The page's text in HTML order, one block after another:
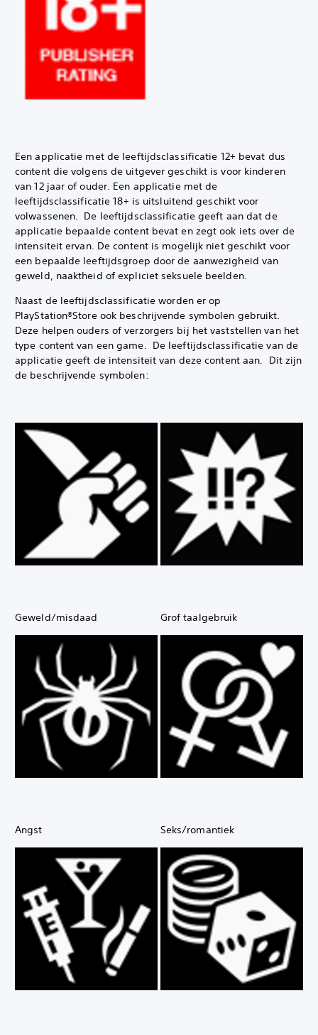
Een applicatie met de leeftijdsclassificatie 12+ bevat dus
content die volgens de uitgever geschikt is voor kinderen
van 12 jaar of ouder. Een applicatie met de
leeftijdsclassificatie 18+ is uitsluitend geschikt voor
volwassenen. ‎ De leeftijdsclassificatie geeft aan dat de
applicatie bepaalde content bevat en zegt ook iets over de
intensiteit ervan. De content is mogelijk niet geschikt voor
een bepaalde leeftijdsgroep door de aanwezigheid van
geweld, naaktheid of expliciet seksuele beelden.‎
Naast de leeftijdsclassificatie worden er op
PlayStation®Store ook beschrijvende symbolen gebruikt.
Deze helpen ouders of verzorgers bij het vaststellen van het
type content van een game. ‎ De leeftijdsclassificatie van de
applicatie geeft de intensiteit van deze content aan. ‎ Dit zijn
de beschrijvende symbolen:‎
Geweld/misdaad Grof taalgebruik
Angst Seks/romantiek